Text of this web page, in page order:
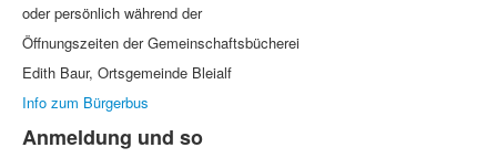
oder persönlich während der
Öffnungszeiten der Gemeinschaftsbücherei
Edith Baur, Ortsgemeinde Bleialf
Info zum Bürgerbus
Anmeldung und so